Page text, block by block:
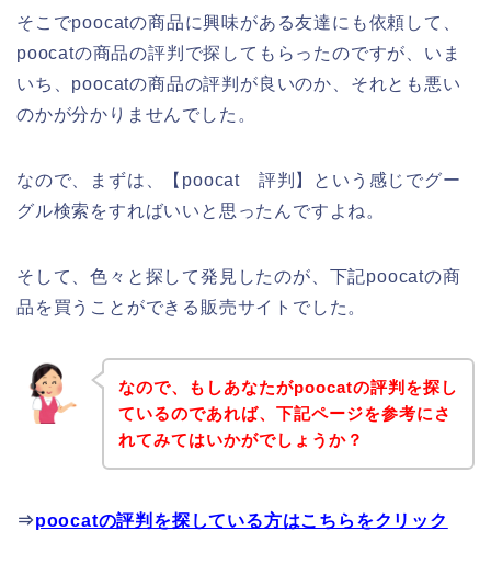
そこでpoocatの商品に興味がある友達にも依頼して、
poocatの商品の評判で探してもらったのですが、いま
いち、poocatの商品の評判が良いのか、それとも悪い
のかが分かりませんでした。
なので、まずは、【poocat 評判】という感じでグー
グル検索をすればいいと思ったんですよね。
そして、色々と探して発見したのが、下記poocatの商
品を買うことができる販売サイトでした。
なので、もしあなたがpoocatの評判を探し
ているのであれば、下記ページを参考にさ
れてみてはいかがでしょうか？
⇒poocatの評判を探している方はこちらをクリック